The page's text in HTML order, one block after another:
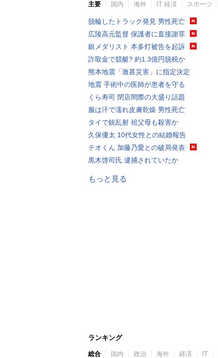
主要 国内 海外 IT 経済 スポーツ
脱輪したトラック発見 男性死亡
広陵高元監督 保護者に直接謝罪
銀メダリスト 本多灯被告を起訴
詐取金で競艇? 約1.3億円脱税か
熊本地震「激甚災害」に指定決定
地震 手術中の医師が患者を守る
くら寿司 閉店間際の大盛り話題
服は汗で濡れ皮膚乾燥 男性死亡
タイで銃乱射 祖父母も殺害か
久保優太 10代女性との結婚報告
テオくん 加藤乃愛との破局発表
黒木啓司氏 逮捕されていたか
もっと見る
ランキング
総合 国内 政治 海外 経済 IT